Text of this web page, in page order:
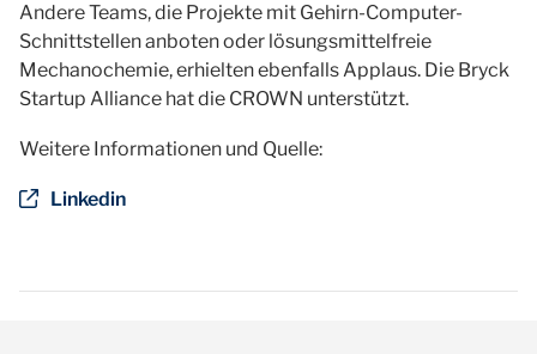
Andere Teams, die Projekte mit Gehirn-Computer-
Schnittstellen anboten oder lösungsmittelfreie
Mechanochemie, erhielten ebenfalls Applaus. Die Bryck
Startup Alliance hat die CROWN unterstützt.
Weitere Informationen und Quelle:
Linkedin